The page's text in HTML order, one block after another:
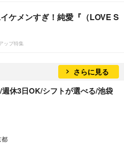
ケメンすぎ！純愛『（LOVE S
ップ特集
さらに見る
休3日OK/シフトが選べる/池袋
都